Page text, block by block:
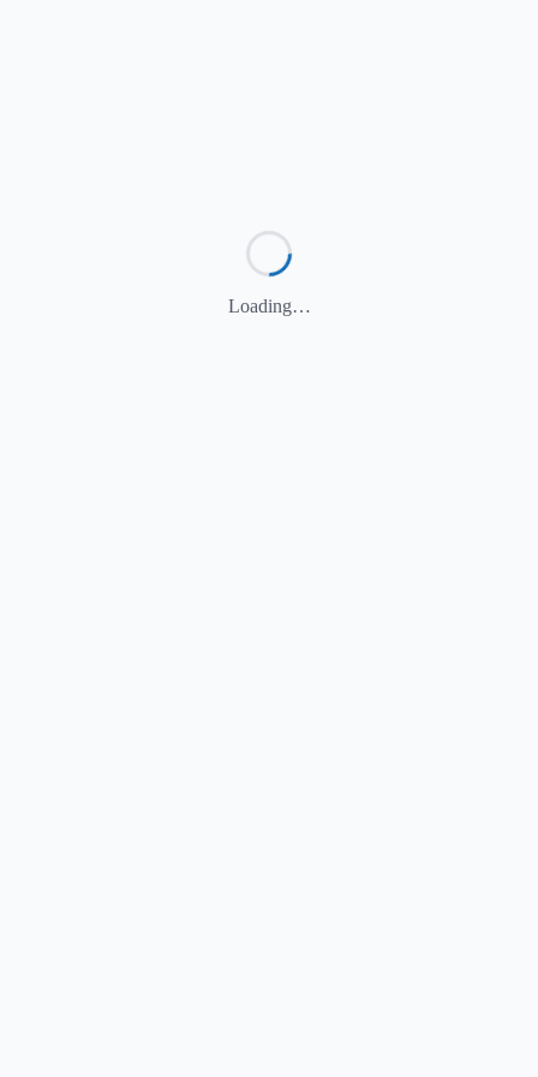
Loading…